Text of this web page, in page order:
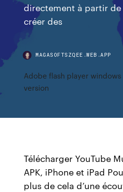
directement à partir de
créer des
MAGASOFTSZQEE.WEB.APP
Adobe flash player
version
Télécharger YouTube
APK, iPhone et iPad
plus de cela d’une